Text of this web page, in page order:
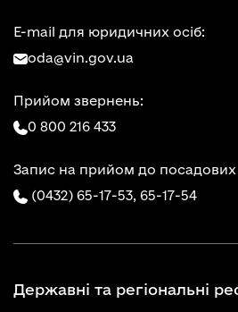
E-mail для юридичних осіб:
oda@vin.gov.ua
Прийом звернень:
0 800 216 433
Запис на прийом до посадових
(0432) 65-17-53, 65-17-54
Державні та регіональні